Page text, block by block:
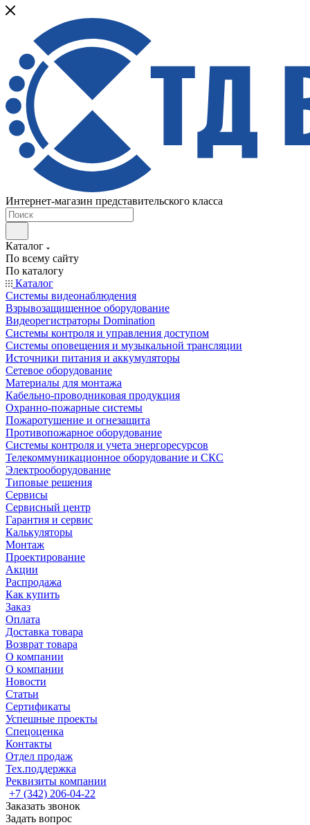
Интернет-магазин представительского класса
Каталог
По всему сайту
По каталогу
Каталог
Системы видеонаблюдения
Взрывозащищенное оборудование
Видеорегистраторы Domination
Системы контроля и управления доступом
Системы оповещения и музыкальной трансляции
Источники питания и аккумуляторы
Сетевое оборудование
Материалы для монтажа
Кабельно-проводниковая продукция
Охранно-пожарные системы
Пожаротушение и огнезащита
Противопожарное оборудование
Системы контроля и учета энергоресурсов
Телекоммуникационное оборудование и СКС
Электрооборудование
Типовые решения
Сервисы
Сервисный центр
Гарантия и сервис
Калькуляторы
Монтаж
Проектирование
Акции
Распродажа
Как купить
Заказ
Оплата
Доставка товара
Возврат товара
О компании
О компании
Новости
Статьи
Сертификаты
Успешные проекты
Спецоценка
Контакты
Отдел продаж
Тех.поддержка
Реквизиты компании
+7 (342) 206-04-22
Заказать звонок
Задать вопрос